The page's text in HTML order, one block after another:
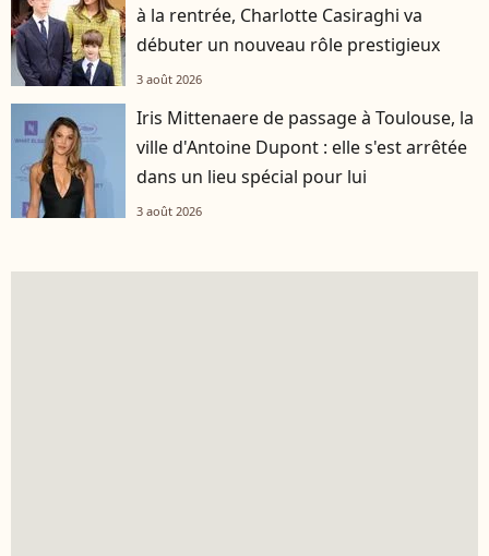
à la rentrée, Charlotte Casiraghi va
débuter un nouveau rôle prestigieux
3 août 2026
Iris Mittenaere de passage à Toulouse, la
ville d'Antoine Dupont : elle s'est arrêtée
dans un lieu spécial pour lui
3 août 2026